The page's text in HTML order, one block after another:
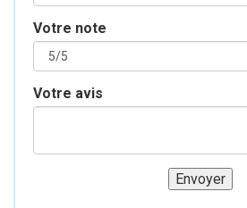
Votre note
Votre avis